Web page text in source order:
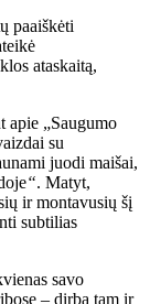
paaiškėti
ataskaitą,
apie „Saugumo
su
juodi maišai,
“. Matyt,
ir montavusių šį
subtilias
savo
– dirba tam ir